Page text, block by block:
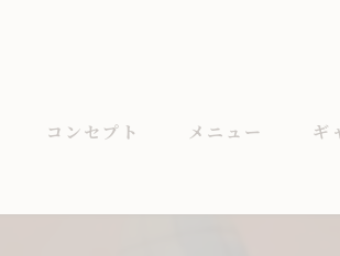
コンセプト メニュー ギ